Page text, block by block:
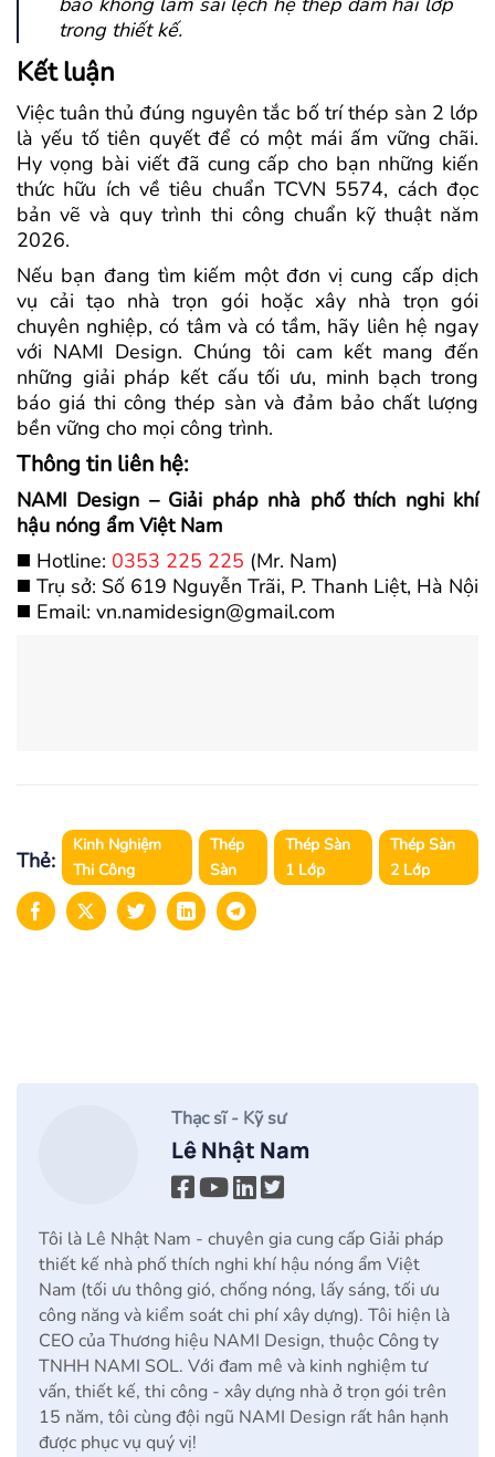
trong thiết kế.
Kết luận
Việc tuân thủ đúng nguyên tắc bố trí thép sàn 2 lớp
là yếu tố tiên quyết để có một mái ấm vững chãi.
Hy vọng bài viết đã cung cấp cho bạn những kiến
thức hữu ích về tiêu chuẩn TCVN 5574, cách đọc
bản vẽ và quy trình thi công chuẩn kỹ thuật năm
2026.
Nếu bạn đang tìm kiếm một đơn vị cung cấp dịch
vụ cải tạo nhà trọn gói hoặc xây nhà trọn gói
chuyên nghiệp, có tâm và có tầm, hãy liên hệ ngay
với NAMI Design. Chúng tôi cam kết mang đến
những giải pháp kết cấu tối ưu, minh bạch trong
báo giá thi công thép sàn và đảm bảo chất lượng
bền vững cho mọi công trình.
Thông tin liên hệ:
NAMI Design – Giải pháp nhà phố thích nghi khí
hậu nóng ẩm Việt Nam
◼️ Hotline: 0353 225 225 (Mr. Nam)
◼️ Trụ sở: Số 619 Nguyễn Trãi, P. Thanh Liệt, Hà Nội
◼️ Email: vn.namidesign@gmail.com
Thẻ:
Kinh Nghiệm
Thi Công
Thép
Sàn
Thép Sàn
1 Lớp
Thép Sàn
2 Lớp
Thạc sĩ - Kỹ sư
Lê Nhật Nam
Tôi là Lê Nhật Nam - chuyên gia cung cấp Giải pháp
thiết kế nhà phố thích nghi khí hậu nóng ẩm Việt
Nam (tối ưu thông gió, chống nóng, lấy sáng, tối ưu
công năng và kiểm soát chi phí xây dựng). Tôi hiện là
CEO của Thương hiệu NAMI Design, thuộc Công ty
TNHH NAMI SOL. Với đam mê và kinh nghiệm tư
vấn, thiết kế, thi công - xây dựng nhà ở trọn gói trên
15 năm, tôi cùng đội ngũ NAMI Design rất hân hạnh
được phục vụ quý vị!